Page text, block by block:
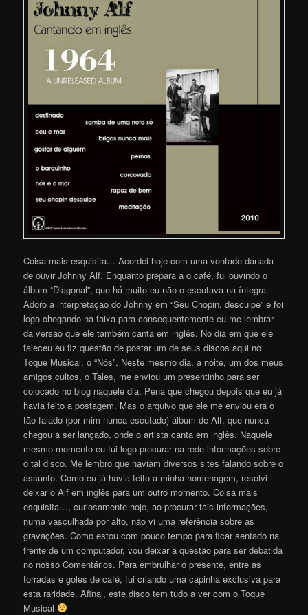
Coisa mais esquisita… Acordei hoje com uma vontade danada
de ouvir Johnny Alf. Enquanto prepara a o café, fui ouvindo o
álbum “Diagonal”, que há muito eu não o escutava na íntegra.
Adoro a interpretação do Johnny em “Seu Chopin, desculpe” e foi
logo chegando na faixa para consequentemente eu me lembrar
da versão que ele também canta em inglês. No dia em que ele
faleceu eu fiz questão de postar um de seus discos aqui no
Toque Musical, o “Nós”. Neste mesmo dia, a noite, um dos meus
amigos cultos, o Tales, me enviou um presentinho para ser
colocado no blog naquele dia. Pena que chegou depois que eu já
havia feito a postagem. Mas o arquivo que ele me enviou era o
tão falado (por mim nunca escutado) álbum de Alf, que nunca
chegou a ser lançado, onde o artista canta em inglês. Naquele
mesmo momento eu fui logo procurar na rede informações sobre
o tal disco. Me lembro que haviam diversos sites falando sobre o
assunto. Como eu já havia feito a minha homenagem, resolvi
deixar o Alf em inglês para um outro momento. Coisa mais
esquisita…, curiosamente hoje, ao procurar tais informações,
numa vasculhada por alto, não vi uma referência sobre as
gravações. Como estou com pouco tempo para ficar sentado na
frente de um computador, vou deixar a questão para ser debatida
no nosso Comentários. Para embrulhar o presente, entre as
torradas e goles de café, fui criando uma capinha exclusiva para
esta raridade. Afinal, este disco tem tudo a ver com o Toque
Musical